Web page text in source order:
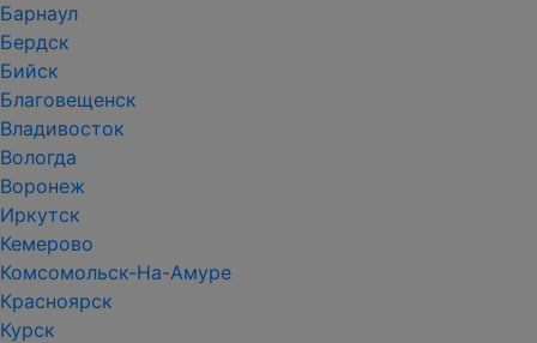
Барнаул
Бердск
Бийск
Благовещенск
Владивосток
Вологда
Воронеж
Иркутск
Кемерово
Комсомольск-На-Амуре
Красноярск
Курск